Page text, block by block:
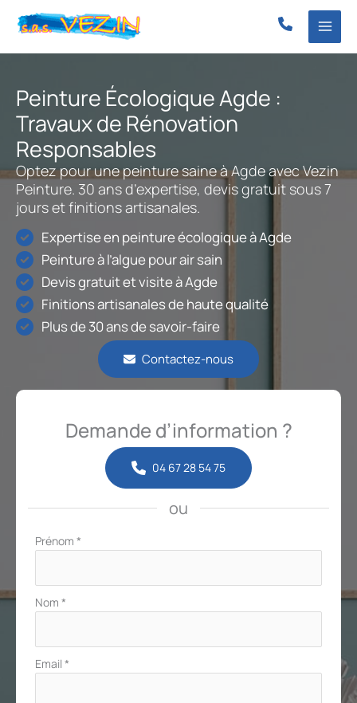
Peinture Écologique Agde :
Travaux de Rénovation
Responsables
Optez pour une peinture saine à Agde avec Vezin
Peinture. 30 ans d’expertise, devis gratuit sous 7
jours et finitions artisanales.
Expertise en peinture écologique à Agde
Peinture à l’algue pour air sain
Devis gratuit et visite à Agde
Finitions artisanales de haute qualité
Plus de 30 ans de savoir-faire
Contactez-nous
Demande d’information ?
04 67 28 54 75
ou
Formulaire
Prénom *
Nom *
Email *